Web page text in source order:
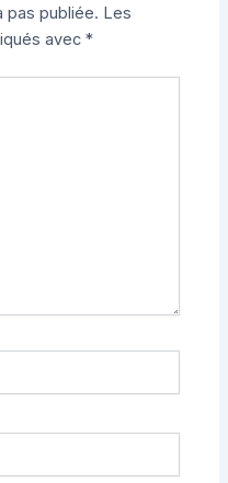
pas publiée. Les
avec*